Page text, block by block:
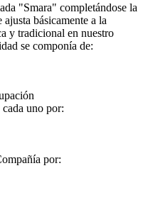
"Smara" completándose la
básicamente a la
y tradicional en nuestro
se componía de:
uno por:
por: